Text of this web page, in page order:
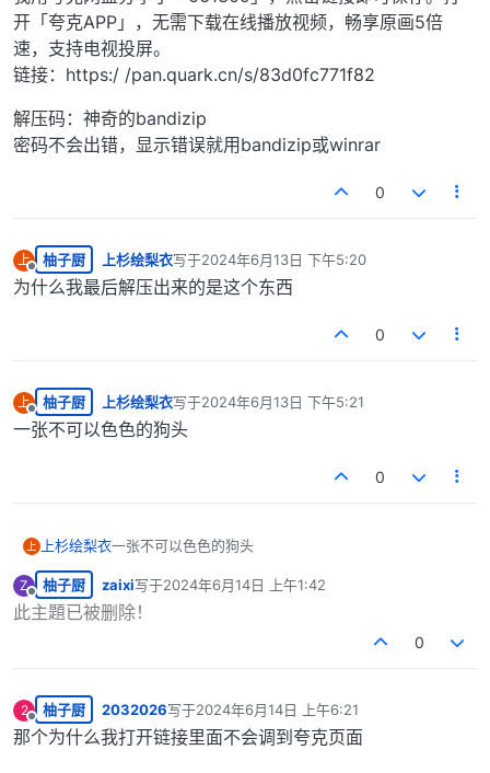
开「夸克APP」，无需下载在线播放视频，畅享原画5倍
速，支持电视投屏。
链接：https:/ /pan.quark.cn/s/83d0fc771f82
解压码：神奇的bandizip
密码不会出错，显示错误就用bandizip或winrar
0
上
离线
柚子厨 上杉绘梨衣写于2024年6月13日 下午5:20
最后由 编辑
为什么我最后解压出来的是这个东西
0
上
离线
柚子厨 上杉绘梨衣写于2024年6月13日 下午5:21
最后由 编辑
一张不可以色色的狗头
0
上 上杉绘梨衣一张不可以色色的狗头
Z
离线
柚子厨 zaixi写于2024年6月14日 上午1:42
最后由 编辑
此主題已被删除！
0
2
离线
柚子厨 2032026写于2024年6月14日 上午6:21
最后由 编辑
那个为什么我打开链接里面不会调到夸克页面